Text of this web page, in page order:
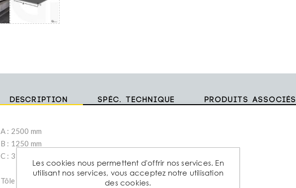
Description Spéc. technique Produits associés
A : 2500 mm
B : 1250 mm
C : 3 mm
Tôle laminée à chaud S235JR – Acier de construction polyvalent
Les cookies nous permettent d'offrir nos services. En
utilisant nos services, vous acceptez notre utilisation
des cookies.